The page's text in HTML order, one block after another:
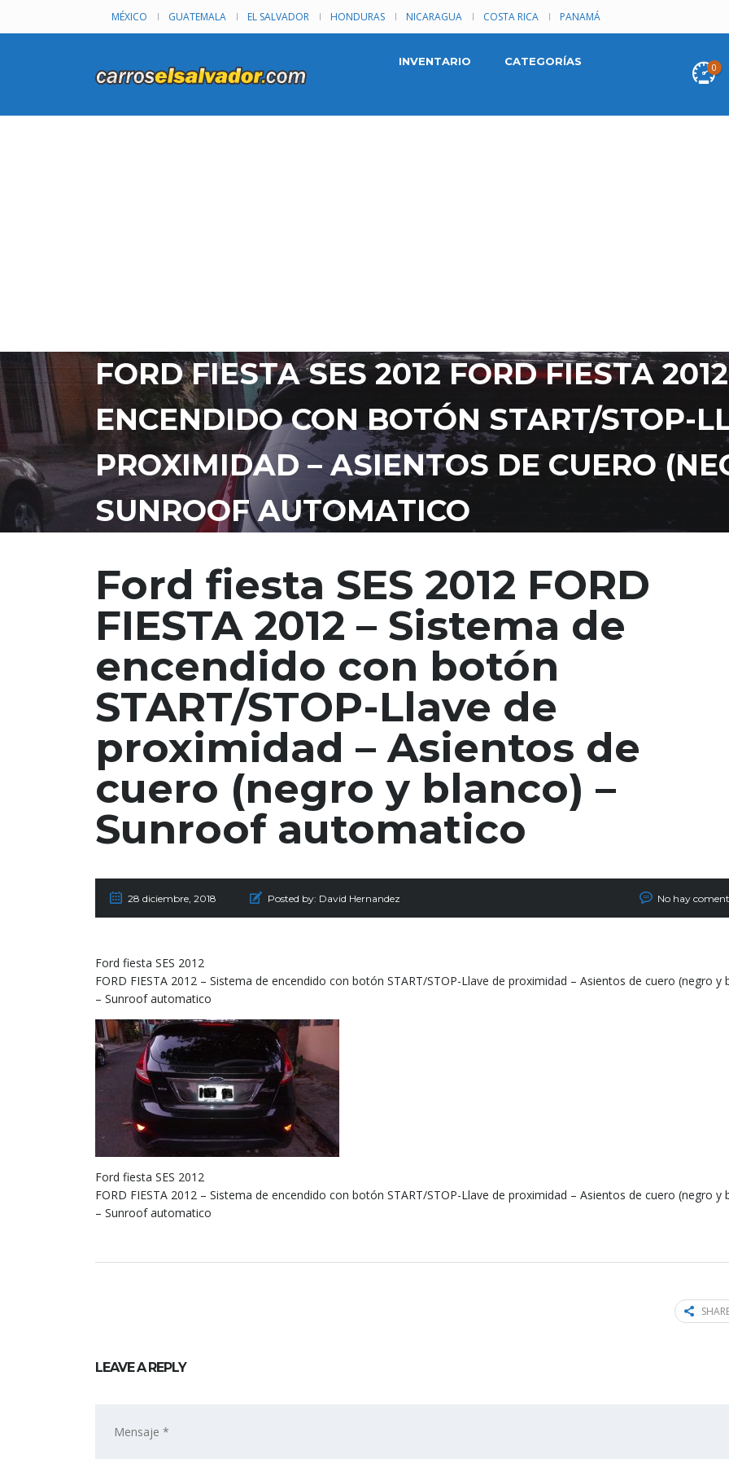
MÉXICO GUATEMALA EL SALVADOR HONDURAS NICARAGUA COSTA RICA PANAMÁ
0
INVENTARIO CATEGORÍAS
FORD FIESTA SES 2012 FORD FIESTA
ENCENDIDO CON BOTÓN START/STOP-
PROXIMIDAD – ASIENTOS DE CUERO
SUNROOF AUTOMATICO
Ford fiesta SES 2012 FORD
FIESTA 2012 – Sistema de
encendido con botón
START/STOP-Llave de
proximidad – Asientos de
cuero (negro y blanco) –
Sunroof automatico
28 diciembre, 2018 Posted by: David Hernandez No hay
Ford fiesta SES 2012
FORD FIESTA 2012 – Sistema de encendido con botón START/STOP-Llave de proximidad – Asientos de cuero (negro y
– Sunroof automatico
Ford fiesta SES 2012
FORD FIESTA 2012 – Sistema de encendido con botón START/STOP-Llave de proximidad – Asientos de cuero (negro y
– Sunroof automatico
LEAVE A REPLY